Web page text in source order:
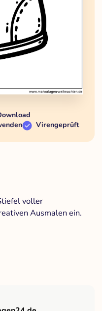
Virengeprüft
voller
Ausmalen ein.